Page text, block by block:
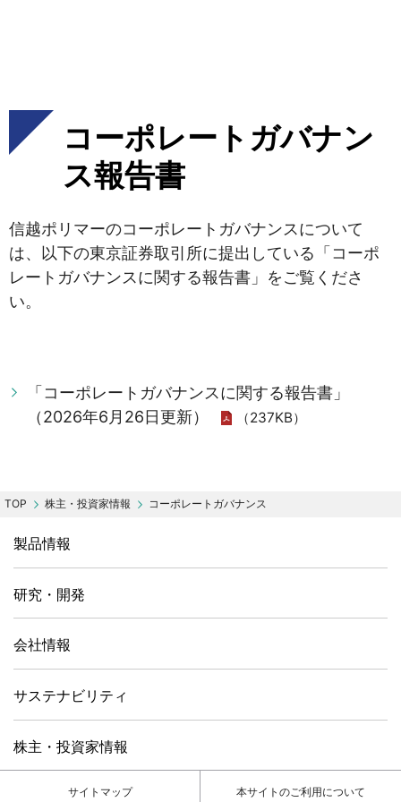
コーポレートガバナン
ス報告書
信越ポリマーのコーポレートガバナンスについて
は、以下の東京証券取引所に提出している「コーポ
レートガバナンスに関する報告書」をご覧くださ
い。
「コーポレートガバナンスに関する報告書」
（2026年6月26日更新）
（237KB）
株主・投資家情報 コーポレートガバナンス
製品情報
研究・開発
会社情報
サステナビリティ
株主・投資家情報
サイトマップ 本サイトのご利用について